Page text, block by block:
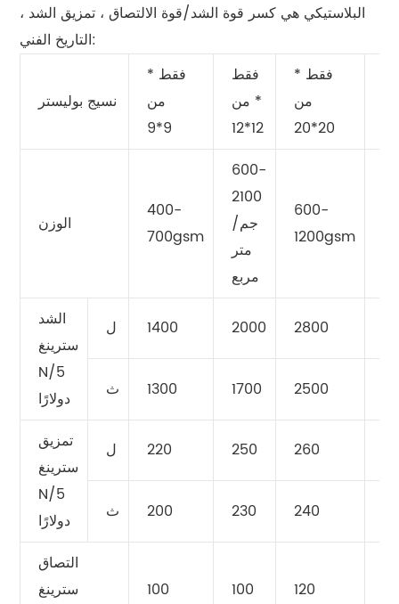
البلاستيكي هي كسر قوة الشد/قوة الالتصاق ، تمزيق الشد ،
التاريخ الفني:
نسيج بوليستر
فقط *
من
9*9
فقط
* من
12*12
فقط *
من
20*20
الوزن
400-
700gsm
600-
2100
جم/
متر
مربع
600-
1200gsm
الشد
سترينغ
N/5
دولارًا
ل 1400 2000 2800
ث 1300 1700 2500
تمزيق
سترينغ
N/5
دولارًا
ل 220 250 260
ث 200 230 240
التصاق
سترينغ
100 100 120